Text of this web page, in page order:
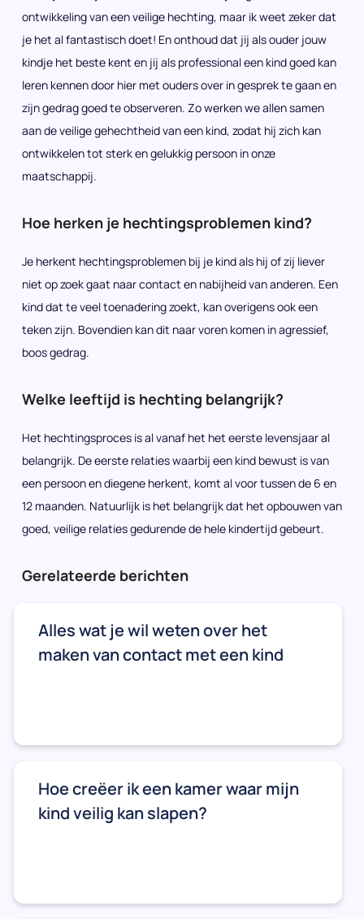
ontwikkeling van een veilige hechting, maar ik weet zeker dat
je het al fantastisch doet! En onthoud dat jij als ouder jouw
kindje het beste kent en jij als professional een kind goed kan
leren kennen door hier met ouders over in gesprek te gaan en
zijn gedrag goed te observeren. Zo werken we allen samen
aan de veilige gehechtheid van een kind, zodat hij zich kan
ontwikkelen tot sterk en gelukkig persoon in onze
maatschappij.
Hoe herken je hechtingsproblemen kind?
Je herkent hechtingsproblemen bij je kind als hij of zij liever
niet op zoek gaat naar contact en nabijheid van anderen. Een
kind dat te veel toenadering zoekt, kan overigens ook een
teken zijn. Bovendien kan dit naar voren komen in agressief,
boos gedrag.
Welke leeftijd is hechting belangrijk?
Het hechtingsproces is al vanaf het het eerste levensjaar al
belangrijk. De eerste relaties waarbij een kind bewust is van
een persoon en diegene herkent, komt al voor tussen de 6 en
12 maanden. Natuurlijk is het belangrijk dat het opbouwen van
goed, veilige relaties gedurende de hele kindertijd gebeurt.
Gerelateerde berichten
Alles wat je wil weten over het
maken van contact met een kind
Hoe creëer ik een kamer waar mijn
kind veilig kan slapen?